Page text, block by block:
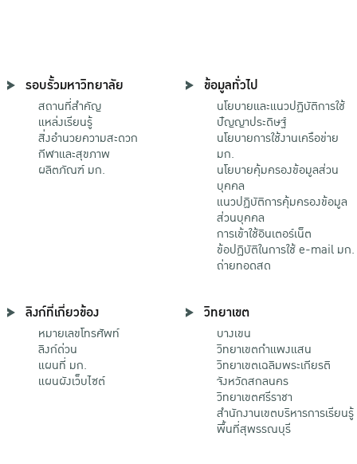
รอบรั้วมหาวิทยาลัย
สถานที่สำคัญ
แหล่งเรียนรู้
สิ่งอำนวยความสะดวก
กีฬาและสุขภาพ
ผลิตภัณฑ์ มก.
ข้อมูลทั่วไป
นโยบายและแนวปฏิบัติการใช้
ปัญญาประดิษฐ์
นโยบายการใช้งานเครือข่าย
มก.
นโยบายคุ้มครองข้อมูลส่วน
บุคคล
แนวปฏิบัติการคุ้มครองข้อมูล
ส่วนบุคคล
การเข้าใช้อินเตอร์เน็ต
ข้อปฏิบัติในการใช้ e-mail มก.
ถ่ายทอดสด
ลิงก์ที่เกี่ยวข้อง
หมายเลขโทรศัพท์
ลิงก์ด่วน
แผนที่ มก.
แผนผังเว็บไซต์
วิทยาเขต
บางเขน
วิทยาเขตกําแพงแสน
วิทยาเขตเฉลิมพระเกียรติ
จังหวัดสกลนคร
วิทยาเขตศรีราชา
สำนักงานเขตบริหารการเรียนรู้
พื้นที่สุพรรณบุรี